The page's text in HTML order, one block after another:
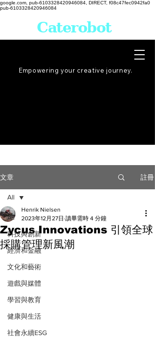
google.com, pub-6103328420946084, DIRECT, f08c47fec0942fa0
pub-6103328420946084
Empowering your creative journey.
Caterobot
文章 註冊
All
科技與創新
經濟和金融
文化和藝術
遊戲與媒體
學習與教育
健康與生活
社會永續ESG
All
Zycus Innovations 引領全球
採購管理新風潮
Henrik Nielsen
2023年12月27日 讀畢需時 4 分鐘